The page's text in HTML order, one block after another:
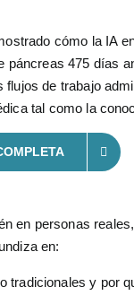
cómo la IA
475 días
de trabajo
tal como la
en personas
en:
tradicionales y por